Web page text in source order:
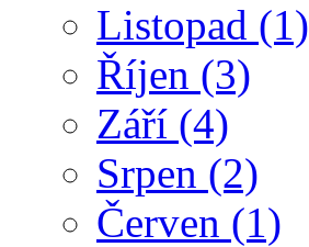
Listopad (1)
Říjen (3)
Září (4)
Srpen (2)
Červen (1)